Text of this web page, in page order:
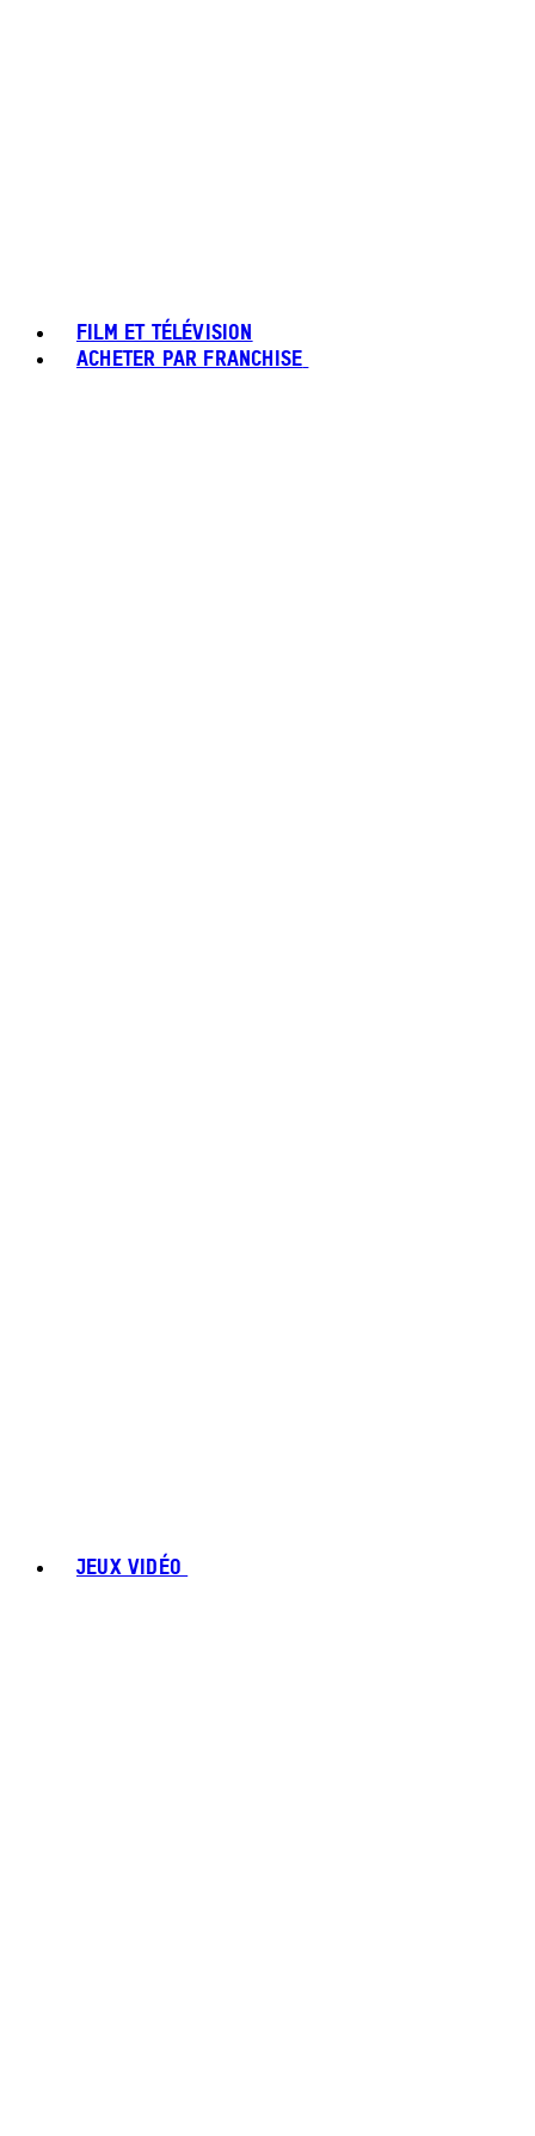
FILM ET TÉLÉVISION
ACHETER PAR FRANCHISE
JEUX VIDÉO